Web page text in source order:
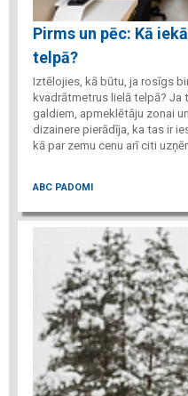
Pirms un pēc: Kā
telpā?
Iztēlojies, kā būtu, ja rosīgs
kvadrātmetrus lielā telpā? Ja
galdiem, apmeklētāju zonai
dizainere pierādīja, ka tas ir
kā par zemu cenu arī citi
ABC PADOMI